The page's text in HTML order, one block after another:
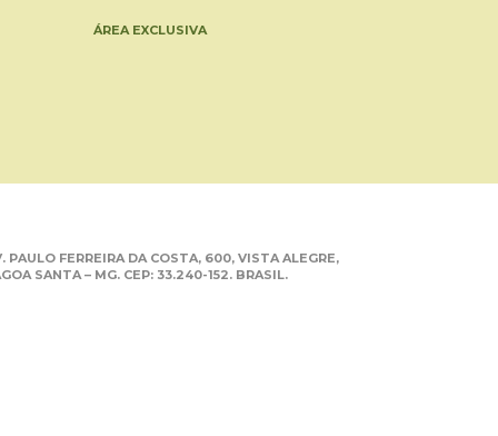
ÁREA EXCLUSIVA
PAULO FERREIRA DA COSTA, 600, VISTA ALEGRE,
SANTA – MG. CEP: 33.240-152. BRASIL.